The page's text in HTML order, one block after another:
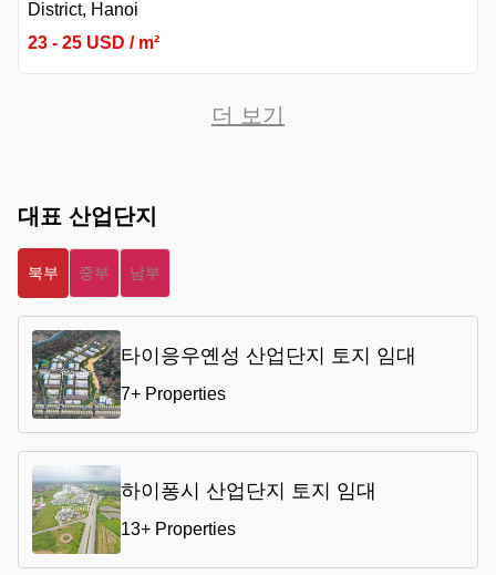
District, Hanoi
23 - 25 USD / m²
더 보기
대표 산업단지
북부 중부 남부
타이응우옌성 산업단지 토지 임대
7+ Properties
하이퐁시 산업단지 토지 임대
13+ Properties